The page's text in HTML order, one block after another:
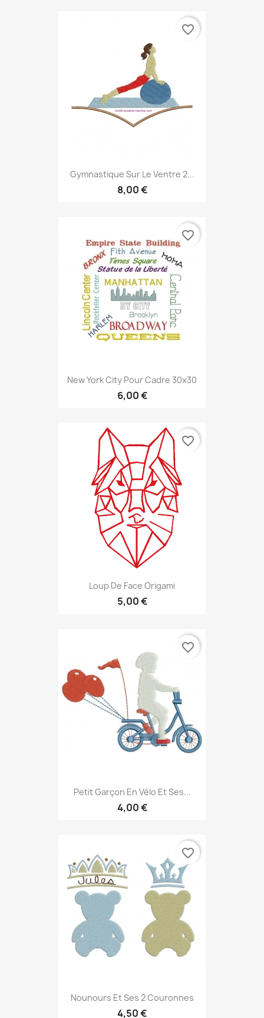
Gymnastique Sur Le Ventre 2...
8,00 €
favorite_border
New York City Pour Cadre 30x30
6,00 €
favorite_border
Loup De Face Origami
5,00 €
favorite_border
Petit Garçon En Vélo Et Ses...
4,00 €
favorite_border
Nounours Et Ses 2 Couronnes
4,50 €
favorite_border